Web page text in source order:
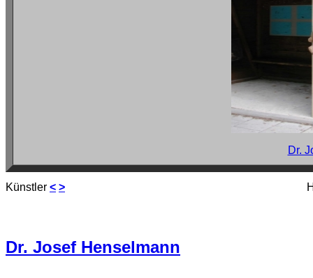
Dr.
Künstler < >
Dr. Josef Henselmann